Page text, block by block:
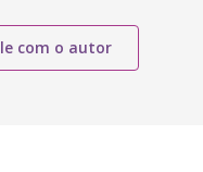
com o autor